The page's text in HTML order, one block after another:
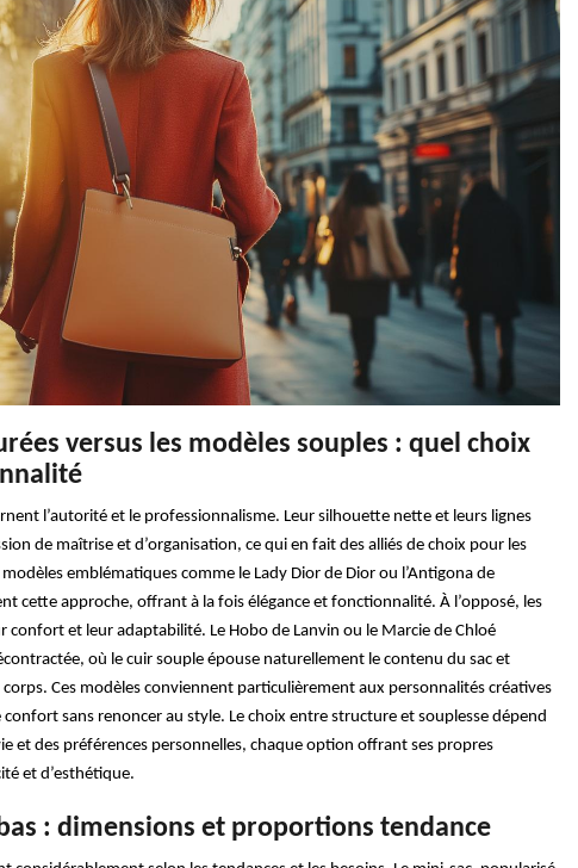
versus les modèles souples : quel choix
l’autorité et le professionnalisme. Leur silhouette nette et leurs lignes
de maîtrise et d’organisation, ce qui en fait des alliés de choix pour les
emblématiques comme le Lady Dior de Dior ou l’Antigona de
cette approche, offrant à la fois élégance et fonctionnalité. À l’opposé, les
confort et leur adaptabilité. Le Hobo de Lanvin ou le Marcie de Chloé
où le cuir souple épouse naturellement le contenu du sac et
Ces modèles conviennent particulièrement aux personnalités créatives
sans renoncer au style. Le choix entre structure et souplesse dépend
et des préférences personnelles, chaque option offrant ses propres
et d’esthétique.
: dimensions et proportions tendance